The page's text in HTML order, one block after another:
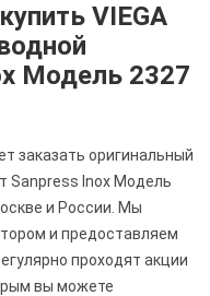
VIEGA
Модель 2327
заказать оригинальный
Sanpress Inox Модель
и России. Мы
и предоставляем
проходят акции
вы можете